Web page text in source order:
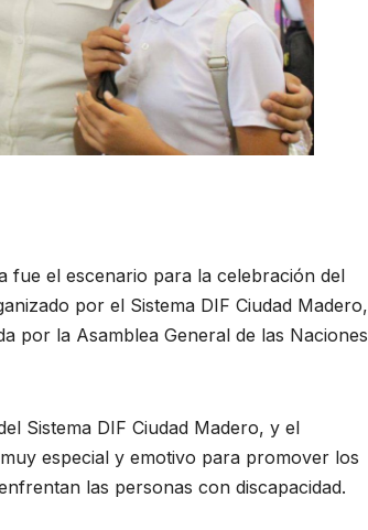
fue el escenario para la celebración del
por el Sistema DIF Ciudad Madero,
por la Asamblea General de las Naciones
Sistema DIF Ciudad Madero, y el
especial y emotivo para promover los
las personas con discapacidad.